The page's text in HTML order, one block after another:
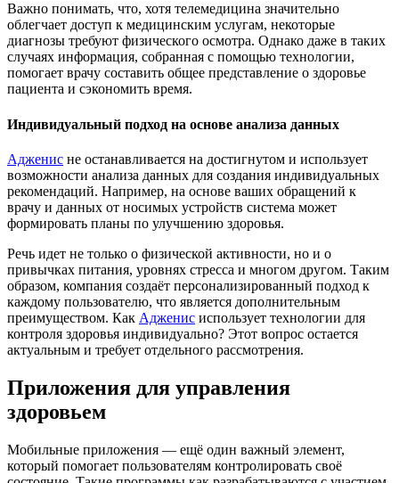
Важно понимать, что, хотя телемедицина значительно
облегчает доступ к медицинским услугам, некоторые
диагнозы требуют физического осмотра. Однако даже в таких
случаях информация, собранная с помощью технологии,
помогает врачу составить общее представление о здоровье
пациента и сэкономить время.
Индивидуальный подход на основе анализа данных
Адженис не останавливается на достигнутом и использует
возможности анализа данных для создания индивидуальных
рекомендаций. Например, на основе ваших обращений к
врачу и данных от носимых устройств система может
формировать планы по улучшению здоровья.
Речь идет не только о физической активности, но и о
привычках питания, уровнях стресса и многом другом. Таким
образом, компания создаёт персонализированный подход к
каждому пользователю, что является дополнительным
преимуществом. Как Адженис использует технологии для
контроля здоровья индивидуально? Этот вопрос остается
актуальным и требует отдельного рассмотрения.
Приложения для управления
здоровьем
Мобильные приложения — ещё один важный элемент,
который помогает пользователям контролировать своё